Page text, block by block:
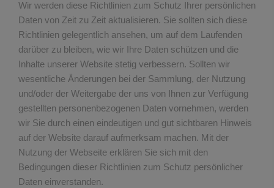
Wir werden diese Richtlinien zum Schutz Ihrer persönlichen
Daten von Zeit zu Zeit aktualisieren. Sie sollten sich diese
Richtlinien gelegentlich ansehen, um auf dem Laufenden
darüber zu bleiben, wie wir Ihre Daten schützen und die
Inhalte unserer Website stetig verbessern. Sollten wir
wesentliche Änderungen bei der Sammlung, der Nutzung
und/oder der Weitergabe der uns von Ihnen zur Verfügung
gestellten personenbezogenen Daten vornehmen, werden
wir Sie durch einen eindeutigen und gut sichtbaren Hinweis
auf der Website darauf aufmerksam machen. Mit der
Nutzung der Webseite erklären Sie sich mit den
Bedingungen dieser Richtlinien zum Schutz persönlicher
Daten einverstanden.